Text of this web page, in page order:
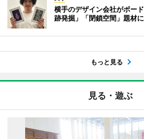
横手のデザイン会社がボー
跡発掘」「閉鎖空間」題材に
もっと見る
見る・遊ぶ